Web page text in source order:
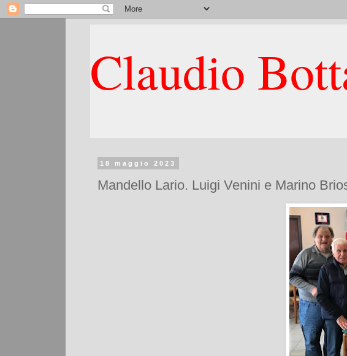
Claudio
18 maggio 2023
Mandello Lario. Luigi Venini e Marino